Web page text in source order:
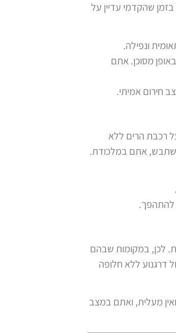
שהקדמי עדיין על
ונפילה.
מסוכן. אתם
חירום אמיתי.
רכבת הרים ללא
אתם במלכודת.
להתהפך.
לכן, במקומות שבהם
דרגנוע ללא חלופה
מעלית, ואתם במצב